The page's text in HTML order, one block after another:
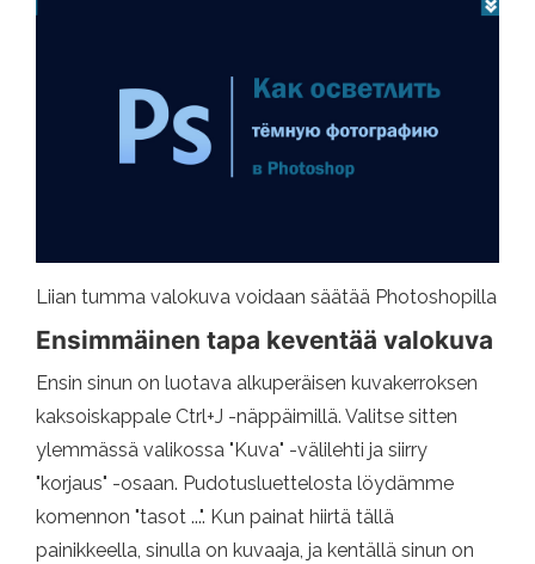
Liian tumma valokuva voidaan säätää Photoshopilla
Ensimmäinen tapa keventää valokuva
Ensin sinun on luotava alkuperäisen kuvakerroksen
kaksoiskappale Ctrl+J -näppäimillä. Valitse sitten
ylemmässä valikossa "Kuva" -välilehti ja siirry
"korjaus" -osaan. Pudotusluettelosta löydämme
komennon "tasot ...". Kun painat hiirtä tällä
painikkeella, sinulla on kuvaaja, ja kentällä sinun on